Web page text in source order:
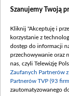
Szanujemy Twoją
Kliknij "Akceptuję i
korzystanie z
dostęp do informacji
przechowywanie oraz
nas, czyli Telewizję
Zaufanych Partnerów
Partnerów TVP (93
zautomatyzowanego